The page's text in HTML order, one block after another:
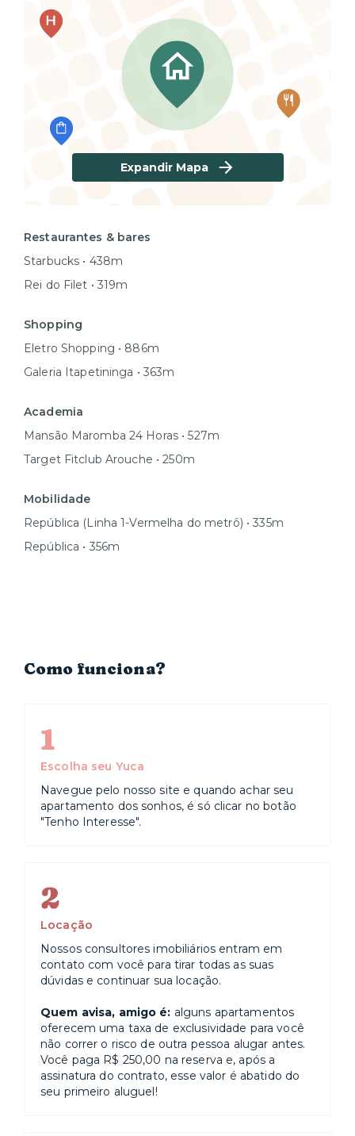
Expandir Mapa
Restaurantes & bares
Starbucks • 438m
Rei do Filet • 319m
Shopping
Eletro Shopping • 886m
Galeria Itapetininga • 363m
Academia
Mansão Maromba 24 Horas • 527m
Target Fitclub Arouche • 250m
Mobilidade
República (Linha 1-Vermelha do metrô) • 335m
República • 356m
Como funciona?
1
Escolha seu Yuca
Navegue pelo nosso site e quando achar seu
apartamento dos sonhos, é só clicar no botão
"Tenho Interesse".
2
Locação
Nossos consultores imobiliários entram em
contato com você para tirar todas as suas
dúvidas e continuar sua locação.
Quem avisa, amigo é: alguns apartamentos
oferecem uma taxa de exclusividade para você
não correr o risco de outra pessoa alugar antes.
Você paga R$ 250,00 na reserva e, após a
assinatura do contrato, esse valor é abatido do
seu primeiro aluguel!